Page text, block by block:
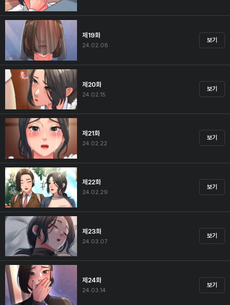
제19화
24.02.08
보기
제20화
24.02.15
보기
제21화
24.02.22
보기
제22화
24.02.29
보기
제23화
24.03.07
보기
제24화
24.03.14
보기